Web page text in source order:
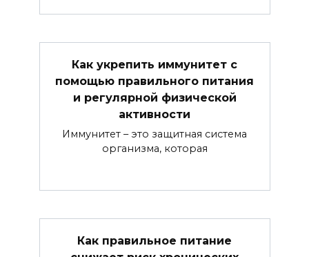
Как укрепить иммунитет с
помощью правильного питания
и регулярной физической
активности
Иммунитет – это защитная система
организма, которая
Как правильное питание